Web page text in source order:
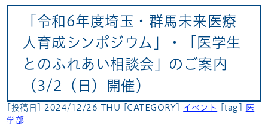
「令和6年度埼玉・群馬未来医療
人育成シンポジウム」・「医学生
とのふれあい相談会」のご案内
（3/2（日）開催）
[投稿日] 2024/12/26 THU [CATEGORY] イベント [tag]
医
学部